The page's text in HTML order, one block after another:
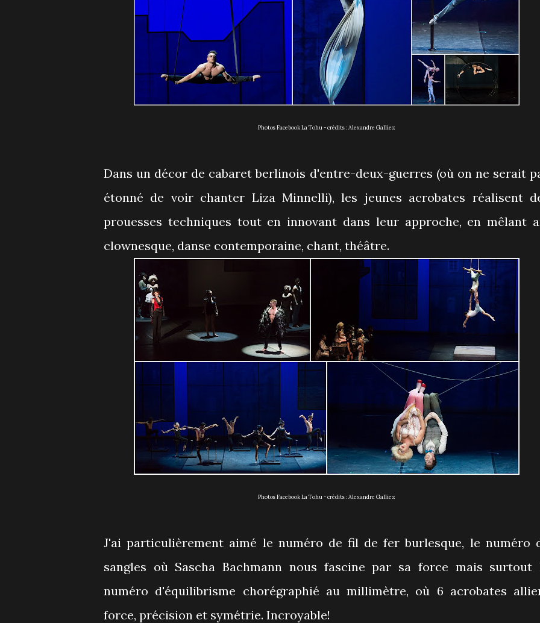
Photos Facebook La Tohu - crédits : Alexandre Galliez
Dans un décor de cabaret berlinois d'entre-deux-guerres (où on ne serait
étonné de voir chanter Liza Minnelli), les jeunes acrobates réalisent
prouesses techniques tout en innovant dans leur approche, en mêlant
clownesque, danse contemporaine, chant, théâtre.
Photos Facebook La Tohu - crédits : Alexandre Galliez
J'ai particulièrement aimé le numéro de fil de fer burlesque, le numéro
sangles où Sascha Bachmann nous fascine par sa force mais surtout
numéro d'équilibrisme chorégraphié au millimètre, où 6 acrobates
force, précision et symétrie. Incroyable!